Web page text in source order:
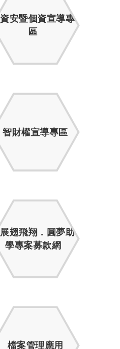
資安暨個資宣導專
區
智財權宣導專區
展翅飛翔．圓夢助
學專案募款網
檔案管理應用